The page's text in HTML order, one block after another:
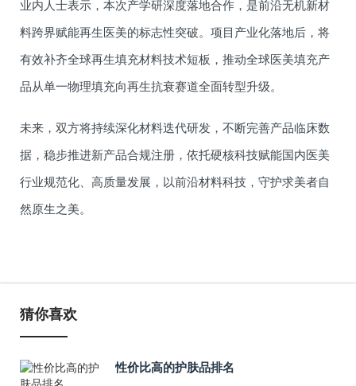
业内人士表示，本次产学研深度落地合作，是前沿无机新材
料跨界赋能再生医美的标志性突破。项目产业化落地后，将
有效补齐全球再生填充材料技术短板，推动全球医美填充产
品从单一物理填充向再生抗衰赛道全面转型升级。
未来，双方将持续深化材料迭代研发，不断完善产品临床数
据，稳步推进新产品合规注册，依托硬核科技赋能国内医美
行业规范化、高质量发展，以前沿材料科技，守护求美者自
然原生之美。
猜你喜欢
性价比高的护肤品排名